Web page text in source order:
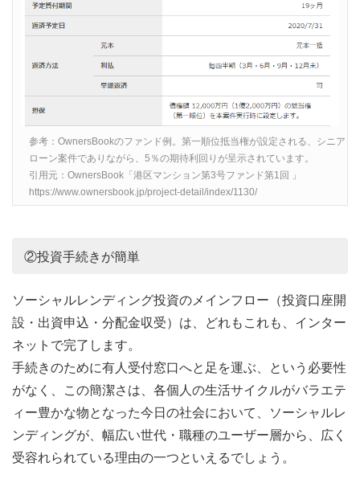
参考：OwnersBookのファンド例。第一順位抵当権が設定される、シニア
ローン案件でありながら、5％の期待利回りが呈示されています。
引用元：OwnersBook「港区マンション第3号ファンド第1回 」
https://www.ownersbook.jp/project-detail/index/1130/
②投資手続きが簡単
ソーシャルレンディング投資のメインフロー（投資口座開
設・出資申込・分配金収受）は、どれもこれも、インター
ネットで完了します。
手続きのために有人受付窓口へと足を運ぶ、という必要性
がなく、この簡潔さは、各個人の生活サイクルがバラエテ
ィー豊かな物となった今日の社会において、ソーシャルレ
ンディングが、幅広い世代・職種のユーザー層から、広く
受容れられている理由の一つといえるでしょう。